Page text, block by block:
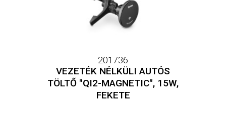
201736
VEZETÉK NÉLKÜLI AUTÓS
TÖLTŐ "QI2-MAGNETIC", 15W,
FEKETE